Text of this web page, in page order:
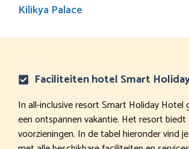
Kilikya Palace
Faciliteiten hotel Smart
In all-inclusive resort Smart Holiday Hotel
een ontspannen vakantie. Het resort biedt
voorzieningen. In de tabel hieronder vind